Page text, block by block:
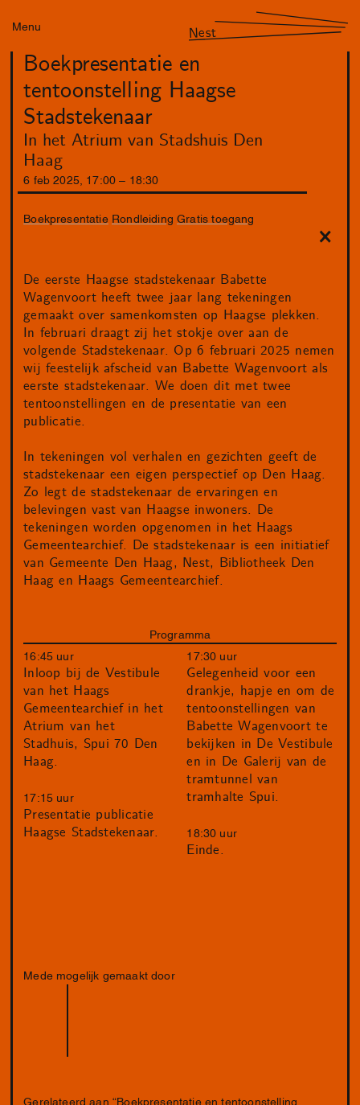
Menu Nest
Boekpresentatie en
tentoonstelling Haagse
Stadstekenaar
In het Atrium van Stadshuis Den
Haag
6 feb 2025 17 :00 18 :30
Boekpresentatie Rondleiding Gratis toegang
De eerste Haagse stadstekenaar Babette
Wagenvoort heeft twee jaar lang tekeningen
gemaakt over samenkomsten op Haagse plekken.
In februari draagt zij het stokje over aan de
volgende Stadstekenaar. Op 6 februari 2025 nemen
wij feestelijk afscheid van Babette Wagenvoort als
eerste stadstekenaar. We doen dit met twee
tentoonstellingen en de presentatie van een
publicatie.
In tekeningen vol verhalen en gezichten geeft de
stadstekenaar een eigen perspectief op Den Haag.
Zo legt de stadstekenaar de ervaringen en
belevingen vast van Haagse inwoners. De
tekeningen worden opgenomen in het Haags
Gemeentearchief. De stadstekenaar is een initiatief
van Gemeente Den Haag, Nest, Bibliotheek Den
Haag en Haags Gemeentearchief.
Programma
16:45 uur
Inloop bij de Vestibule
van het Haags
Gemeentearchief in het
Atrium van het
Stadhuis, Spui 70 Den
Haag.
17:15 uur
Presentatie publicatie
Haagse Stadstekenaar.
17:30 uur
Gelegenheid voor een
drankje, hapje en om de
tentoonstellingen van
Babette Wagenvoort te
bekijken in De Vestibule
en in De Galerij van de
tramtunnel van
tramhalte Spui.
18:30 uur
Einde.
Mede mogelijk gemaakt door
Gerelateerd aan “Boekpresentatie en tentoonstelling